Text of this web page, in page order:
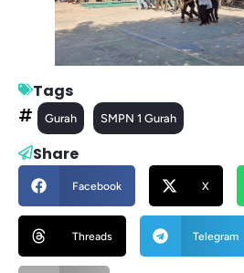
Tags
Gurah SMPN 1 Gurah
Share
Facebook X
Threads Telegram